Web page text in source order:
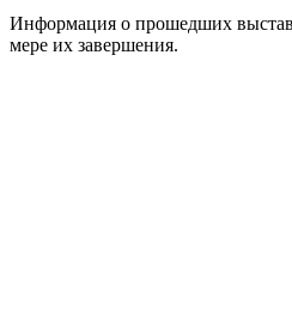
Информация о прошедших
мере их завершения.